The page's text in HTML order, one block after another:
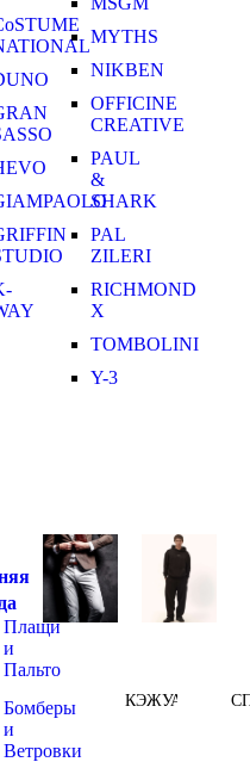
MYTHS
NIKBEN
OFFICINE
CREATIVE
PAUL
&
SHARK
PAL
ZILERI
RICHMOND
X
TOMBOLINI
Y-3
Плащи
и
Пальто
Бомберы
и
Ветровки
КЭЖУАЛ